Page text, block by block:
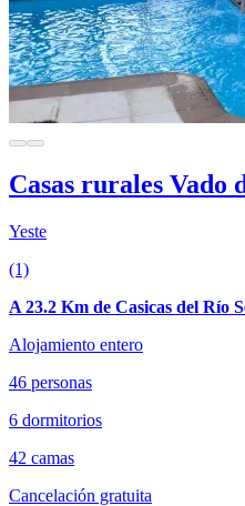
Casas rurales Vado
Yeste
(1)
A 23.2 Km de Casicas del Río
Alojamiento entero
46 personas
6 dormitorios
42 camas
Cancelación gratuita